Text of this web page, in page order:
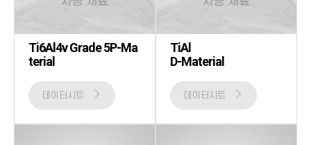
Ti6Al4v Grade 5P-Ma
terial
데이터시트
TiAl
D-Material
데이터시트